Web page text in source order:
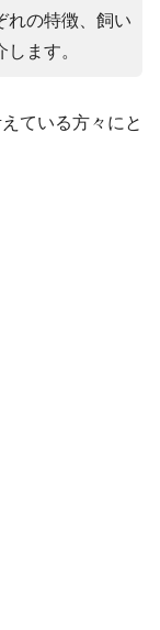
れの特徴、飼い
ます。
ている方々にと